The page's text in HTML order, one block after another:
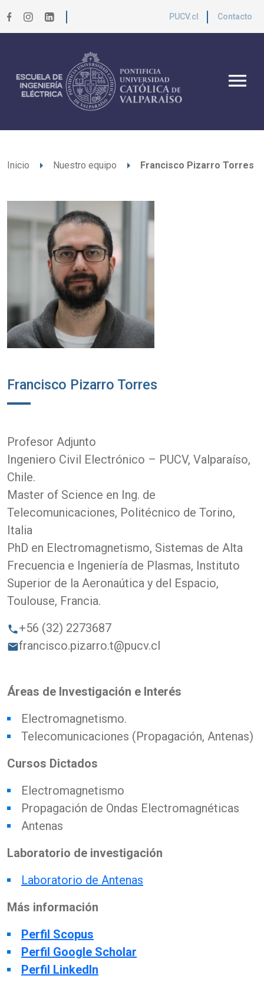
PUCV.cl Contacto
menu
Inicio arrow_right Nuestro equipo arrow_right Francisco Pizarro Torres
Francisco Pizarro Torres
Profesor Adjunto
Ingeniero Civil Electrónico – PUCV, Valparaíso,
Chile.
Master of Science en Ing. de
Telecomunicaciones, Politécnico de Torino,
Italia
PhD en Electromagnetismo, Sistemas de Alta
Frecuencia e Ingeniería de Plasmas, Instituto
Superior de la Aeronaútica y del Espacio,
Toulouse, Francia.
phone+56 (32) 2273687
emailfrancisco.pizarro.t@pucv.cl
Áreas de Investigación e Interés
Electromagnetismo.
Telecomunicaciones (Propagación, Antenas)
Cursos Dictados
Electromagnetismo
Propagación de Ondas Electromagnéticas
Antenas
Laboratorio de investigación
Laboratorio de Antenas
Más información
Perfil Scopus
Perfil Google Scholar
Perfil LinkedIn